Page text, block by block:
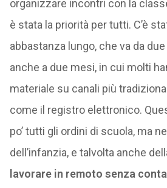
organizzare incontri con la
è stata la priorità per tutti. C’è
abbastanza lungo, che va da
anche a due mesi, in cui molti
materiale su canali più
come il registro elettronico.
po’ tutti gli ordini di scuola, ma
dell’infanzia, e talvolta anche
lavorare in remoto senza